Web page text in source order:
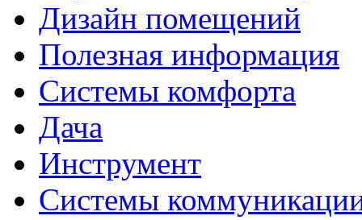
Дизайн помещений
Полезная информация
Системы комфорта
Дача
Инструмент
Системы